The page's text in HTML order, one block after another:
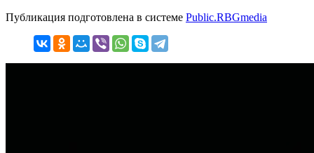
Публикация подготовлена в системе Public.RBGmedia